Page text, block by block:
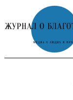
to
content